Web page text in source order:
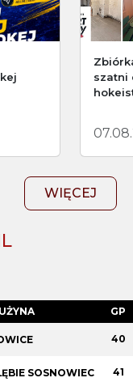
szatni
WIĘCEJ
GP
40
SOSNOWIEC 41